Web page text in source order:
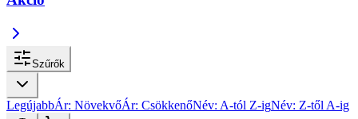
Szűrők
LegújabbÁr: NövekvőÁr: CsökkenőNév: A-tól Z-igNév: Z-től A-ig